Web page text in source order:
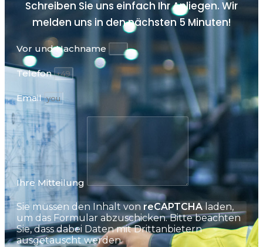
Schreiben Sie uns einfach Ihr Anliegen. Wir
melden uns in den nächsten5 Minuten!
Vor und Nachname
Telefon
Email
Ihre Mitteilung
Sie müssen den Inhalt von reCAPTCHA laden,
um das Formular abzuschicken. Bitte beachten
Sie, dass dabei Daten mit Drittanbietern
ausgetauscht werden.